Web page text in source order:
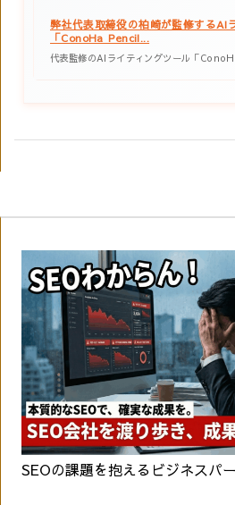
【新サービス】当社の公式情報をAIへ
サーバー」を公開いたしま...
株式会社コンテンシャルは2026年8月2日、
SEOの課題を抱えるビジネスパ